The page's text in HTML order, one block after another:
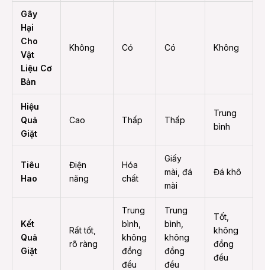
Gây
Hại
Cho
Vật
Liệu Cơ
Bản
Không Có Có Không
Hiệu
Quả
Giặt
Cao Thấp Thấp
Trung
bình
Tiêu
Hao
Điện
năng
Hóa
chất
Giấy
mài, đá
mài
Đá khô
Kết
Quả
Giặt
Rất tốt,
rõ ràng
Trung
bình,
không
đồng
đều
Trung
bình,
không
đồng
đều
Tốt,
không
đồng
đều